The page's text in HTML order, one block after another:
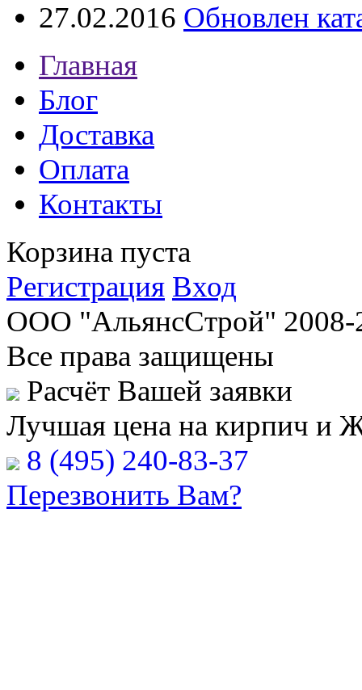
27.02.2016 Обновлен
Главная
Блог
Доставка
Оплата
Контакты
Корзина пуста
Регистрация Вход
ООО "АльянсСтрой" 2008-
Все права защищены
Расчёт Вашей заявки
Лучшая цена на кирпич и
8 (495) 240-83-37
Перезвонить Вам?